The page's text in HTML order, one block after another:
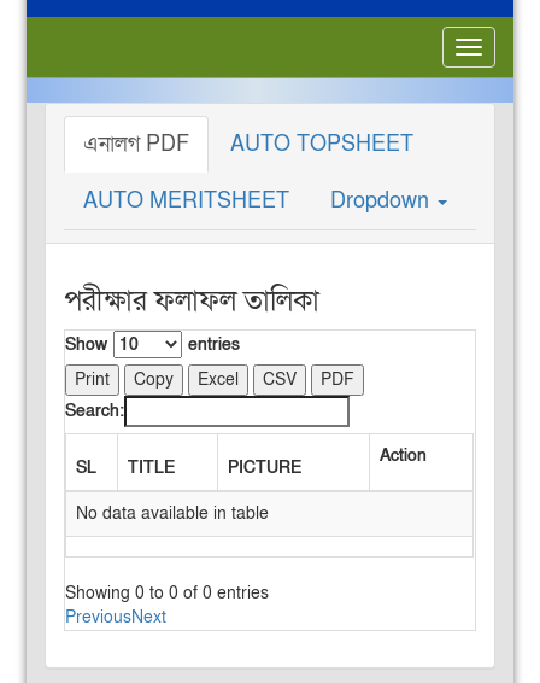
Toggle
এনালগ PDF AUTO TOPSHEET
AUTO MERITSHEET Dropdown
পরীক্ষার ফলাফল তালিকা
Show
entries
Print
Copy Excel CSV
PDF
Search:
SL TITLE PICTURE
Action
No data available in table
Showing 0 to 0 of 0 entries
PreviousNext